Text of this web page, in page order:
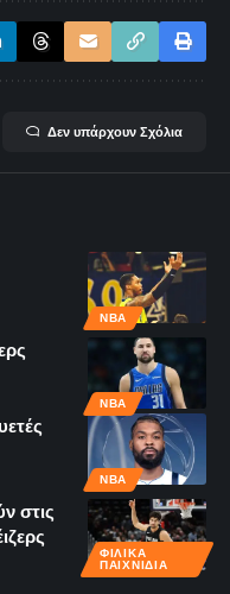
Δεν υπάρχουν Σχόλια
NBA
NBA
NBA
ΦΙΛΙΚΆ
ΠΑΙΧΝΊΔΙΑ
στις